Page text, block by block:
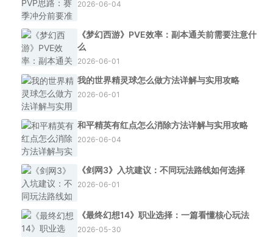
2026-06-04
《梦幻西游》PVE效率：副本通关前需要注意什
么
2026-06-01
我的世界精灵球怎么做方法详解与实用攻略
2026-06-01
和平精英有红点怎么消除方法详解与实用攻略
2026-06-04
《剑网3》入坑建议：不同玩法路线如何选择
2026-06-01
《最终幻想14》职业选择：一篇看懂核心玩法
2026-05-30